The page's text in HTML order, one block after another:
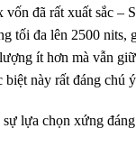
vốn đã rất xuất sắc
tối đa lên 2500
ít hơn mà vẫn
này rất đáng chú
lựa chọn xứng